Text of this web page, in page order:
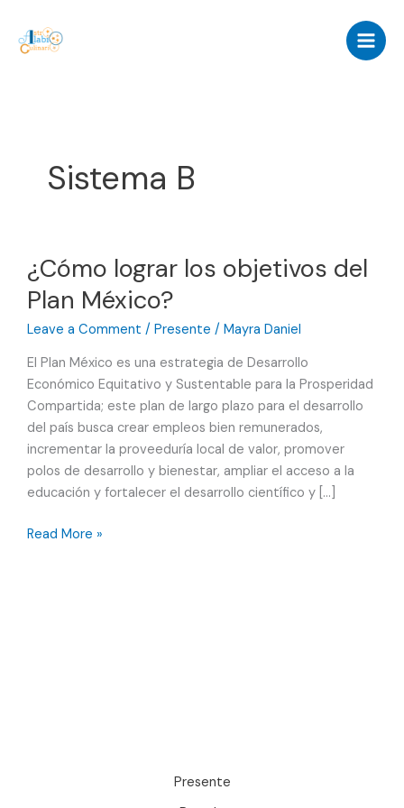
content
Sistema B
¿Cómo lograr los objetivos del
Plan México?
Leave a Comment / Presente / Mayra Daniel
El Plan México es una estrategia de Desarrollo
Económico Equitativo y Sustentable para la Prosperidad
Compartida; este plan de largo plazo para el desarrollo
del país busca crear empleos bien remunerados,
incrementar la proveeduría local de valor, promover
polos de desarrollo y bienestar, ampliar el acceso a la
educación y fortalecer el desarrollo científico y […]
¿Cómo
Read More »
Presente